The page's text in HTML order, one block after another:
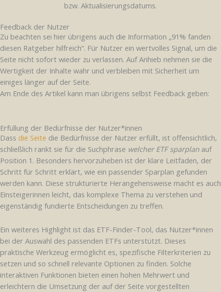
bzw. Aktualisierungsdatums.
Feedback der Nutzer
Zu beachten sei hier übrigens auch die Information „91% fanden
diesen Ratgeber hilfreich“. Für Nutzer ein wertvolles Signal, um die
Seite nicht sofort wieder zu verlassen. Auf Anhieb nehmen sie die
Wertigkeit der Inhalte wahr und verbleiben mit Sicherheit um
einiges länger auf der Seite.
Am Ende des Artikel kann man übrigens selbst Feedback geben:
Erfüllung der Bedürfnisse der Nutzer*innen
Dass die Seite die Bedürfnisse der Nutzer erfüllt, ist offensichtlich,
schließlich rankt sie für die Suchphrase welcher ETF sparplan auf
Position 1. Besonders hervorzuheben ist der klare Leitfaden, der
Schritt für Schritt erklärt, wie ein passender Sparplan gefunden
werden kann. Diese strukturierte Herangehensweise macht es auch
Einsteigerinnen leicht, das komplexe Thema zu verstehen und
eigenständig fundierte Entscheidungen zu treffen.
Ein weiteres Highlight ist das ETF-Finder-Tool, das Nutzer*innen
bei der Auswahl des passenden ETFs unterstützt. Dieses
praktische Werkzeug ermöglicht es, spezifische Filterkriterien zu
setzen und so schnell relevante Optionen zu finden. Solche
interaktiven Funktionen bieten einen hohen Mehrwert und
erleichtern die Umsetzung der auf der Seite vorgestellten